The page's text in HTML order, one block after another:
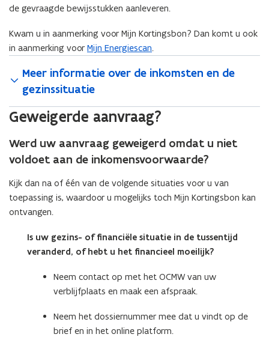
de gevraagde bewijsstukken aanleveren.
Kwam u in aanmerking voor Mijn Kortingsbon? Dan komt u ook
in aanmerking voor Mijn Energiescan
Meer informatie over de inkomsten en de
gezinssituatie
Geweigerde aanvraag?
Werd uw aanvraag geweigerd omdat u niet
voldoet aan de inkomensvoorwaarde?
Kijk dan na of één van de volgende situaties voor u van
toepassing is, waardoor u mogelijks toch Mijn Kortingsbon kan
ontvangen.
Is uw gezins- of financiële situatie in de tussentijd
veranderd, of hebt u het financieel moeilijk?
Neem contact op met het OCMW van uw
verblijfplaats en maak een afspraak.
Neem het dossiernummer mee dat u vindt op de
brief en in het online platform.